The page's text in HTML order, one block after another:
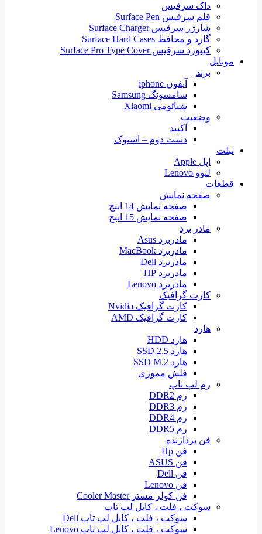
داک سرفیس
قلم سرفیس Surface Pen
شارژر سرفیس Surface Charger
گارد و محافظ Surface Hard Cases
کیبورد سرفیس Surface Pro Type Cover
موبایل
برند
آیفون iphone
سامسونگ Samsung
شیائومی Xiaomi
وضعیت
آکبند
دست دوم – استوک
تبلت
اپل Apple
لنوو Lenovo
قطعات
صفحه نمایش
صفحه نمایش 14 اینچ
صفحه نمایش 15 اینج
مادر برد
مادربرد Asus
مادربرد MacBook
مادربرد Dell
مادربرد HP
مادربرد Lenovo
کارت گرافیک
کارت گرافیک Nvidia
کارت گرافیک AMD
هارد
هارد HDD
هارد SSD 2.5
هارد SSD M.2
فلش مموری
رم لپ تاپ
رم DDR2
رم DDR3
رم DDR4
رم DDR5
فن پردازنده
فن Hp
فن ASUS
فن Dell
فن Lenovo
فن کولر مستر Cooler Master
سوکت ، فلت ، کابل لپ تاپ
سوکت ، فلت ، کابل لپ تاپ Dell
سوکت ، فلت ، کابل لپ تاپ Lenovo